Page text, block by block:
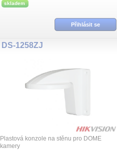
skladem
Přihlásit se
DS-1258ZJ
Plastová konzole na stěnu pro DOME
kamery